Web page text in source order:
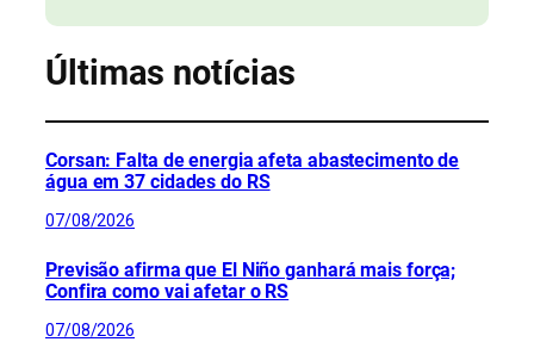
Últimas notícias
Corsan: Falta de energia afeta abastecimento de
água em 37 cidades do RS
07/08/2026
Previsão afirma que El Niño ganhará mais força;
Confira como vai afetar o RS
07/08/2026